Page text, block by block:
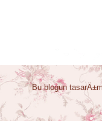
Bu blogun